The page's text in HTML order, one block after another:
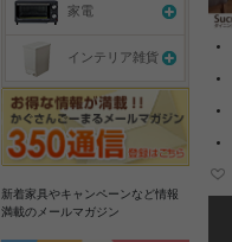
家電
インテリア雑貨
新着家具やキャンペーンなど情報
満載のメールマガジン